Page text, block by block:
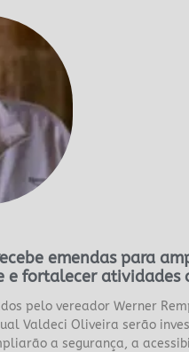
emendas para
e fortalecer atividades
pelo vereador Werner
Valdeci Oliveira serão
a segurança, a